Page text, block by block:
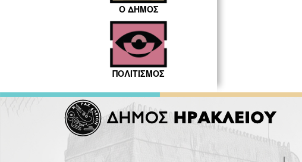
Ο ΔΗΜΟΣ
ΠΟΛΙΤΙΣΜΟΣ